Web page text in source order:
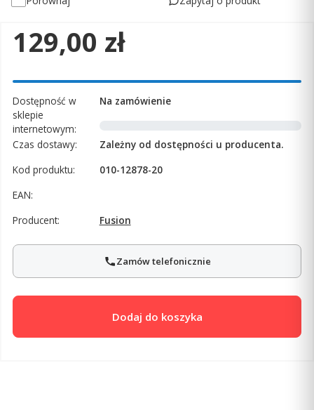
Cena
129,00 zł
Dostępność w
sklepie
internetowym:
Na zamówienie
Czas dostawy:
Zależny od dostępności u producenta.
Kod produktu:
010-12878-20
EAN:
Producent:
Fusion
Zamów telefonicznie
Dodaj do koszyka